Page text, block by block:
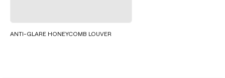
ANTI-GLARE HONEYCOMB LOUVER